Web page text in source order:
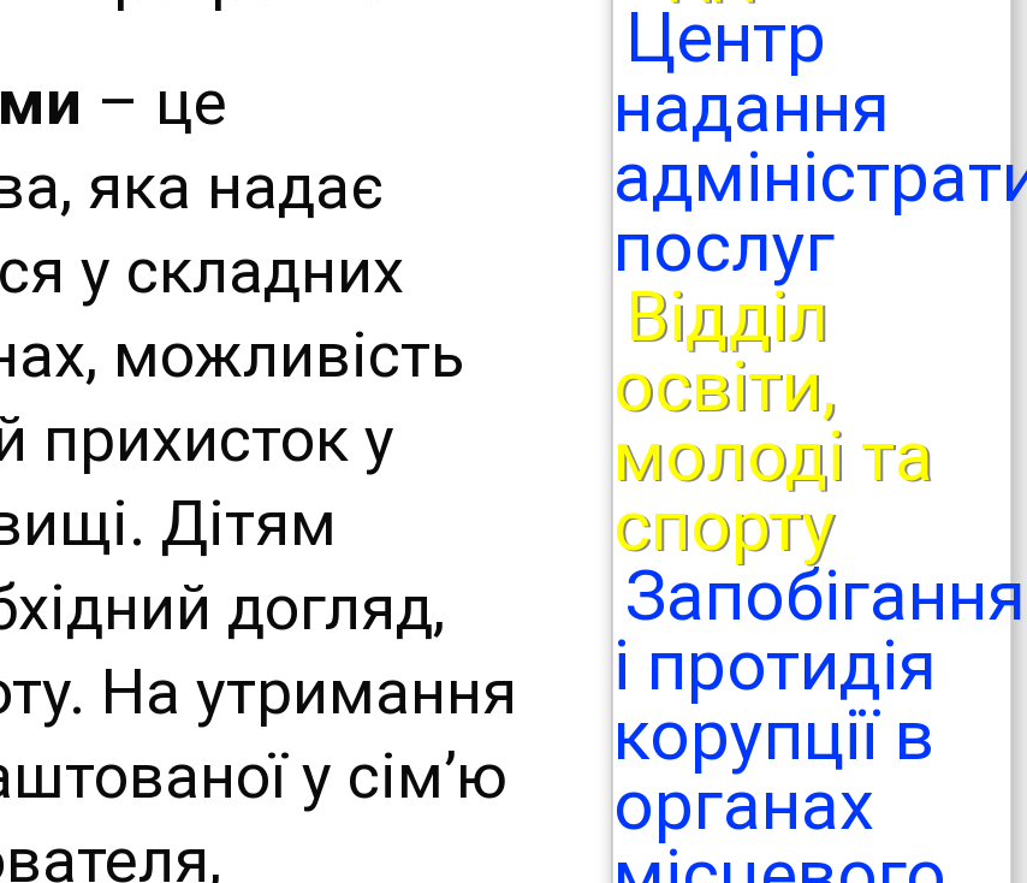
– це
яка надає
у складних
можливість
прихисток у
Дітям
догляд,
На утримання
у сім’ю
Центр
надання
послуг
Відділ
освіти,
молоді та
спорту
Запобігання
і протидія
корупції в
органах